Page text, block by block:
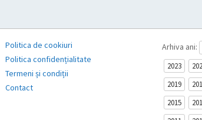
Politica de cookiuri
Politica confidențialitate
Termeni și condiții
Contact
Arhiva ani:
2023
2019
2015